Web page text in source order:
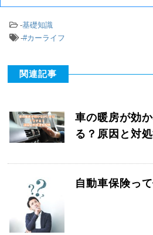
-基礎知識
-#カーライフ
関連記事
車の暖房が効
る？原因と対
自動車保険っ